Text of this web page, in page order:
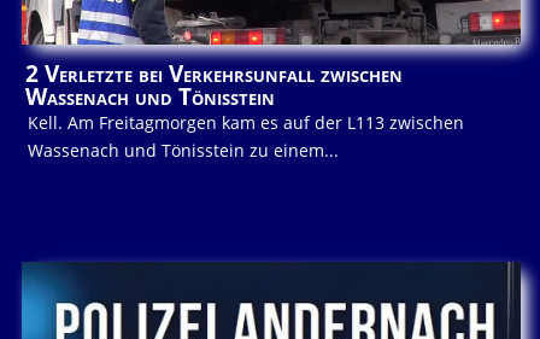
2 Verletzte bei Verkehrsunfall zwischen
Wassenach und Tönisstein
Kell. Am Freitagmorgen kam es auf der L113 zwischen
Wassenach und Tönisstein zu einem...